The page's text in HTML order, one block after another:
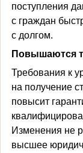
поступления
с граждан
с долгом.
Повышаются
Требования к
на получение
повысит
Изменения не
высшее